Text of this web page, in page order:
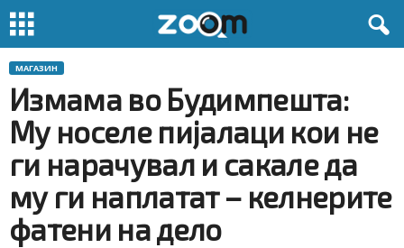
МАГАЗИН
Измама во Будимпешта:
Му носеле пијалаци кои не
ги нарачувал и сакале да
му ги наплатат – келнерите
фатени на дело